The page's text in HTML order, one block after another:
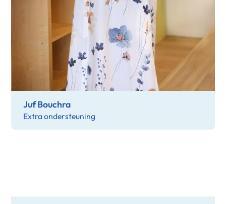
Juf Bouchra
Extra ondersteuning